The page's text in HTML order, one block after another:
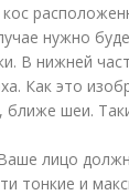
нужно
В нижней
Как это
ближе шеи.
лицо
тонкие и